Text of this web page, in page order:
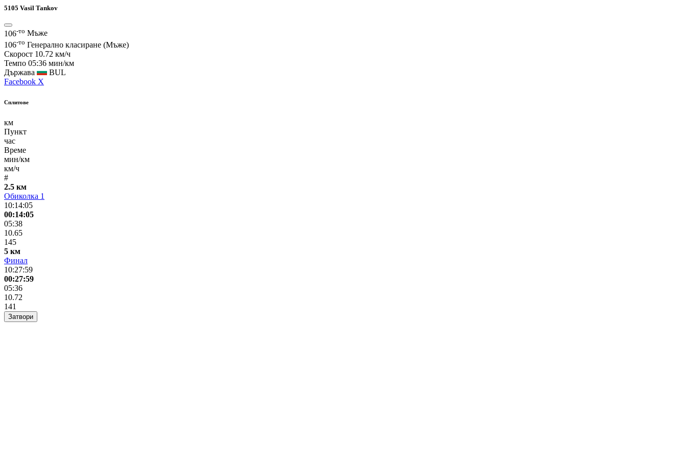
5105 Vasil Tankov
106-то Мъже
106-то Генерално класиране (Мъже)
Скорост 10.72 км/ч
Темпо 05:36 мин/км
Държава
BUL
Facebook X
Сплитове
км
Пункт
час
Време
мин/км
км/ч
#
2.5 км
Обиколка 1
10:14:05
00:14:05
05:38
10.65
145
5 км
Финал
10:27:59
00:27:59
05:36
10.72
141
Затвори